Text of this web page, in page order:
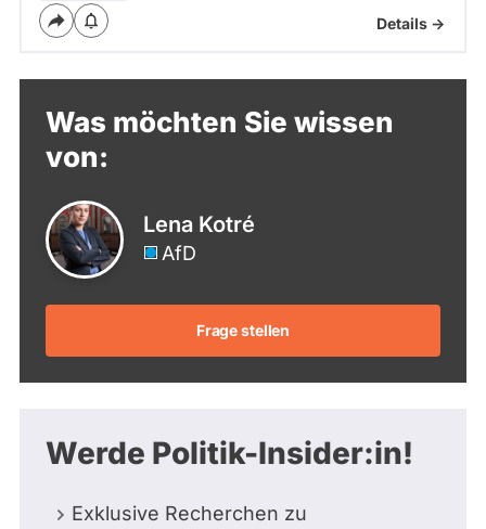
Details ->
Was möchten Sie wissen
von:
Lena Kotré
AfD
Frage stellen
Werde Politik-Insider:in!
Exklusive Recherchen zu